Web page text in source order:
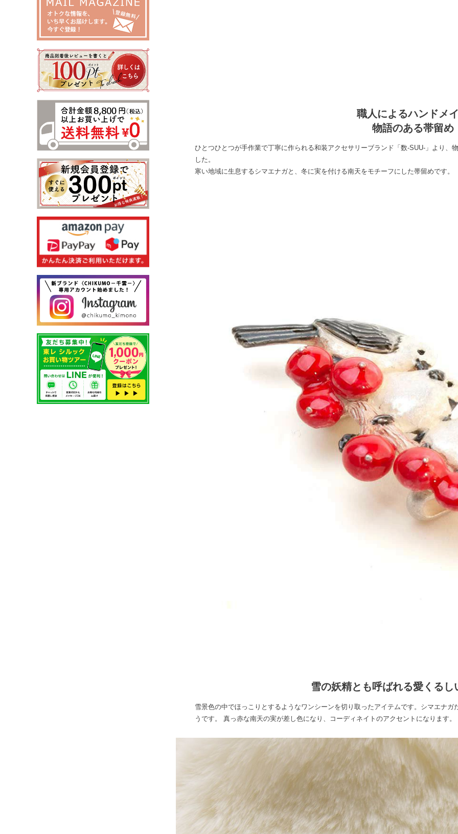
職人によるハンドメ
物語のある帯留め
ひとつひとつが手作業で丁寧に作られる和装アクセサリーブランド「数-SUU-」より、
した。
寒い地域に生息するシマエナガと、冬に実を付ける南天をモチーフにした帯留めです。
雪の妖精とも呼ばれる愛くるし
雪景色の中でほっこりとするようなワンシーンを切り取ったアイテムです。シマエナ
うです。 真っ赤な南天の実が差し色になり、コーディネイトのアクセントになります。